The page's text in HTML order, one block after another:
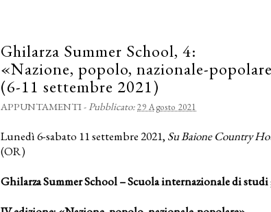
Ghilarza Summer School, 4:
«Nazione, popolo, nazionale-
(6-11 settembre 2021)
APPUNTAMENTI-Pubblicato:29 Agosto 2021
Lunedì 6-sabato 11 settembre 2021, Su Baione Country
(OR)
Ghilarza Summer School – Scuola internazionale di